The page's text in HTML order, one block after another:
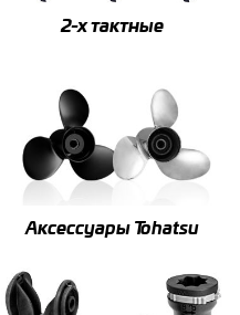
2-x тактные
Аксессуары Tohatsu